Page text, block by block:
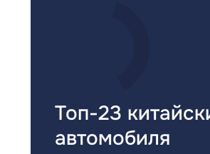
Топ-23
автомобиля